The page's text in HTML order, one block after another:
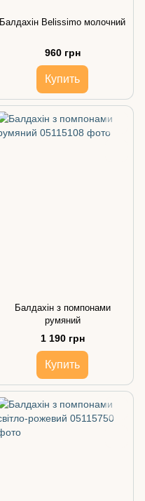
Балдахін Belissimo молочний
960 грн
Купить
Балдахін з помпонами
румяний
1 190 грн
Купить